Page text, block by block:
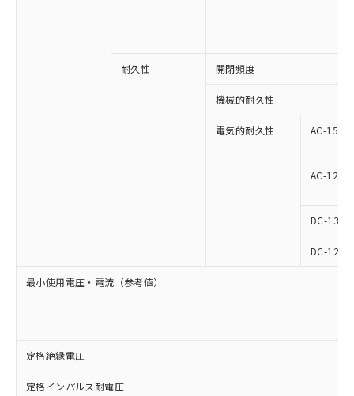
耐久性 開閉頻度
機械的耐久性
電気的耐久性 AC-15
AC-12
DC-13
DC-12
最小使用電圧・電流（参考値）
定格絶縁電圧
定格インパルス耐電圧